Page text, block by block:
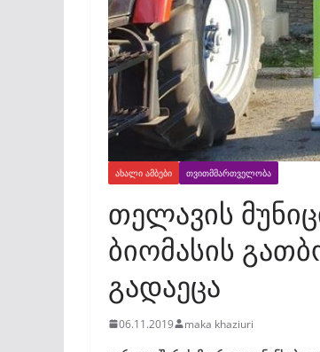
ᲐᲮᲐᲚᲘ ᲐᲛᲑᲔᲑᲘ ᲗᲕᲘᲗᲛᲛᲐᲠᲗᲕᲔᲚᲝᲑᲐ
თელავის
ბიომასის
გადაეცა
06.11.2019 maka khaziuri